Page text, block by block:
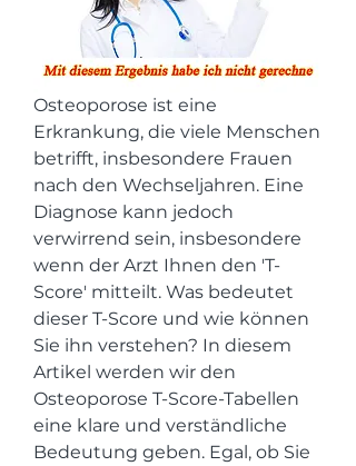
Osteoporose ist eine
Erkrankung, die viele Menschen
betrifft, insbesondere Frauen
nach den Wechseljahren. Eine
Diagnose kann jedoch
verwirrend sein, insbesondere
wenn der Arzt Ihnen den 'T-
Score' mitteilt. Was bedeutet
dieser T-Score und wie können
Sie ihn verstehen? In diesem
Artikel werden wir den
Osteoporose T-Score-Tabellen
eine klare und verständliche
Bedeutung geben. Egal, ob Sie